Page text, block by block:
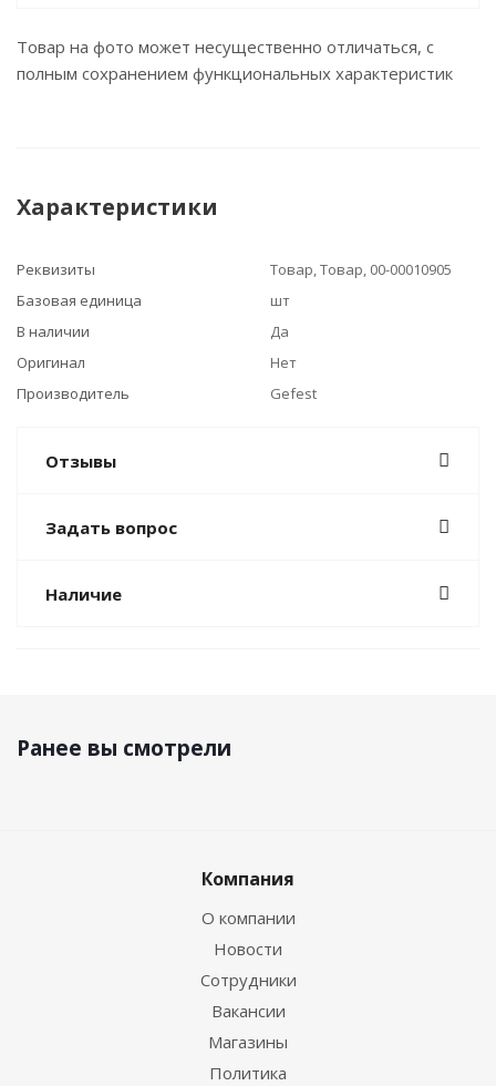
Товар на фото может несущественно отличаться, с
полным сохранением функциональных характеристик
Характеристики
Реквизиты
Товар, Товар, 00-00010905
Базовая единица
шт
В наличии
Да
Оригинал
Нет
Производитель
Gefest
Отзывы
Задать вопрос
Наличие
Ранее вы смотрели
Компания
О компании
Новости
Сотрудники
Вакансии
Магазины
Политика